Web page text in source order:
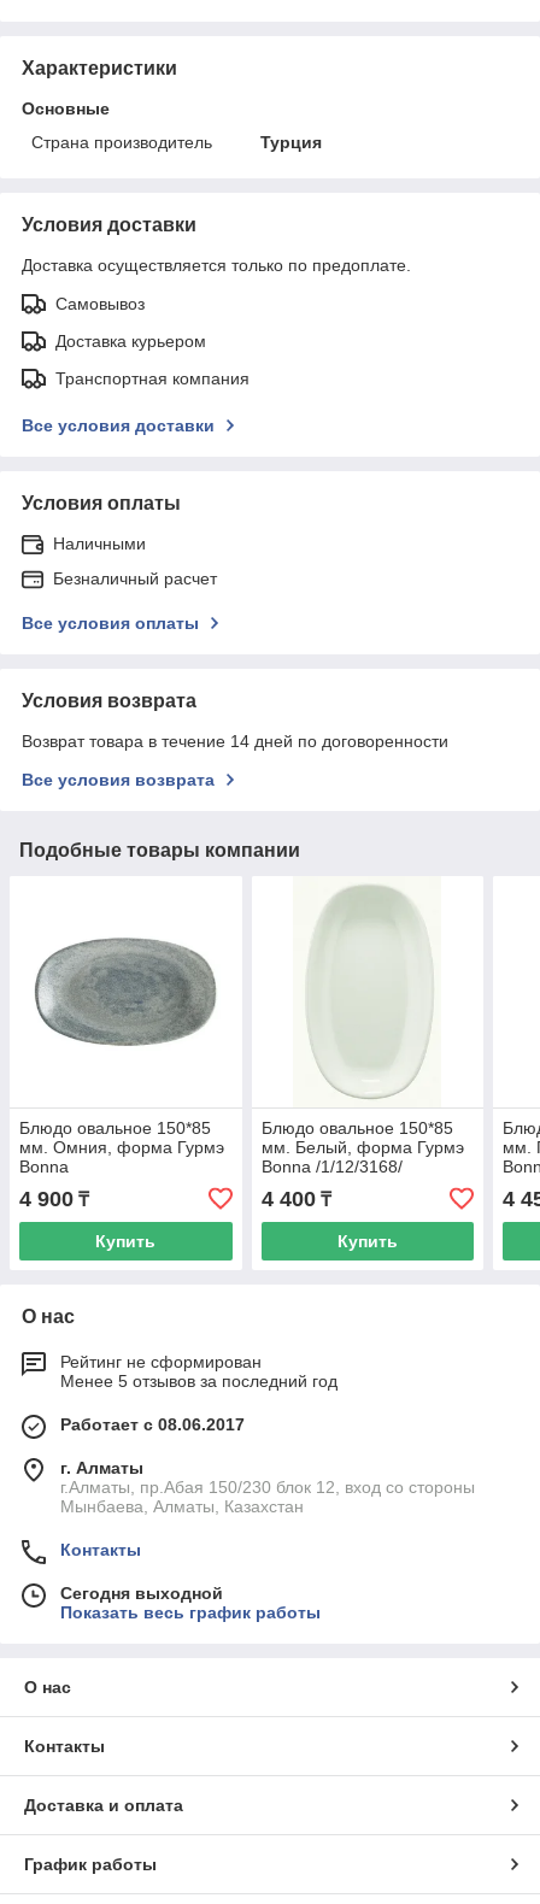
Характеристики
Основные
Страна производитель
Турция
Условия доставки
Доставка осуществляется только по предоплате.
Самовывоз
Доставка курьером
Транспортная компания
Все условия доставки
Условия оплаты
Наличными
Безналичный расчет
Все условия оплаты
Условия возврата
Возврат товара в течение 14 дней по договоренности
Все условия возврата
Подобные товары компании
Блюдо овальное 150*85
мм. Омния, форма Гурмэ
Bonna
4 900 ₸
Купить
Блюдо овальное 150*85
мм. Белый, форма Гурмэ
Bonna /1/12/3168/
4 400₸
Купить
мм.
4
О нас
Рейтинг не сформирован
Менее 5 отзывов за последний год
Работает с 08.06.2017
г. Алматы
г.Алматы, пр.Абая 150/230 блок 12, вход со стороны
Мынбаева, Алматы, Казахстан
Контакты
Сегодня выходной
Показать весь график работы
О нас
Контакты
Доставка и оплата
График работы